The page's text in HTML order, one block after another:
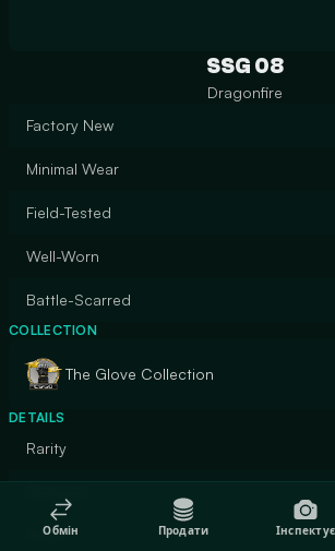
SSG 08
Dragonfire
Factory New
Minimal Wear
Field-Tested
Well-Worn
Battle-Scarred
COLLECTION
The Glove Collection
DETAILS
Rarity
Finish
Обмін Продати Інспектує